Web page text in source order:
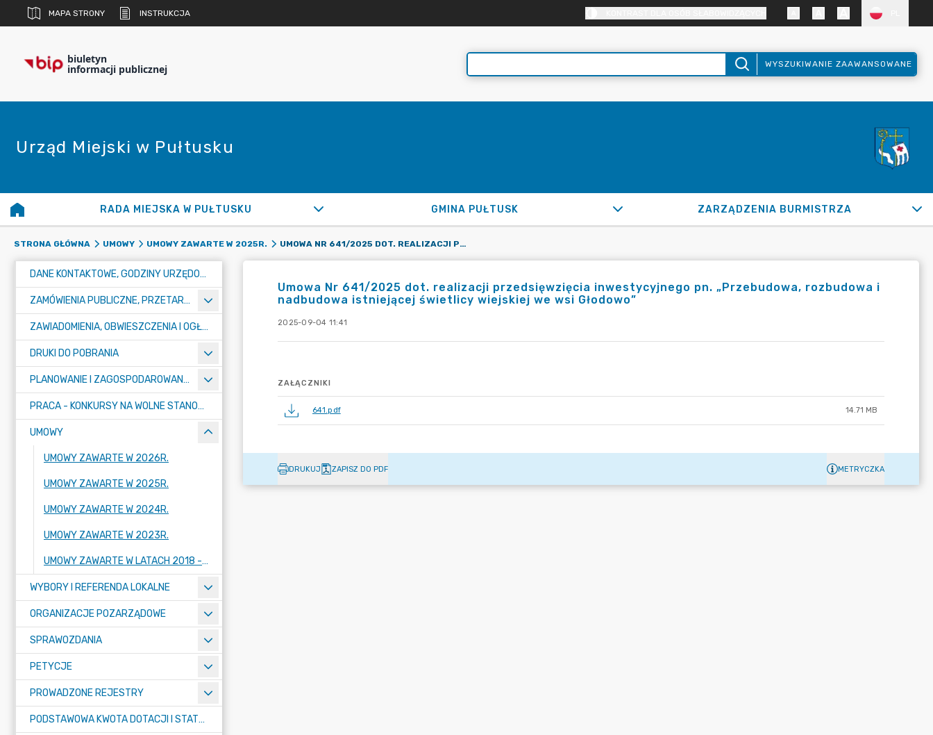
MAPA STRONY INSTRUKCJA
biuletyn
informacji publicznej WYSZUKIWANIE ZAAWANSOWANE
Urząd Miejski w Pułtusku
RADA MIEJSKA W PUŁTUSKU GMINA PUŁTUSK ZARZĄDZENIA BURMISTRZA
STRONA GŁÓWNA UMOWY UMOWY ZAWARTE W 2025R. UMOWA NR 641/2025 DOT. REALIZACJI PRZEDSIĘWZIĘCIA INWESTYCYJNEGO PN. „PRZEBUDOWA, ROZBUDOWA I NADBUDOWA ISTNIEJĄCEJ ŚWIETLICY WIEJSKIEJ WE WSI GŁODOWO”
DANE KONTAKTOWE, GODZINY URZĘDOWANIA I NUMER KONTA BANKOWEGO
ZAMÓWIENIA PUBLICZNE, PRZETARGI, KONKURSY
ZAWIADOMIENIA, OBWIESZCZENIA I OGŁOSZENIA
DRUKI DO POBRANIA
PLANOWANIE I ZAGOSPODAROWANIE PRZESTRZENNE
PRACA - KONKURSY NA WOLNE STANOWISKA
UMOWY
UMOWY ZAWARTE W 2026R.
UMOWY ZAWARTE W 2025R.
UMOWY ZAWARTE W 2024R.
UMOWY ZAWARTE W 2023R.
UMOWY ZAWARTE W LATACH 2018 - 2022
WYBORY I REFERENDA LOKALNE
ORGANIZACJE POZARZĄDOWE
SPRAWOZDANIA
PETYCJE
PROWADZONE REJESTRY
PODSTAWOWA KWOTA DOTACJI I STATYSTYCZNA LICZBA UCZNIÓW
Umowa Nr 641/2025 dot. realizacji przedsięwzięcia inwestycyjnego pn. „Przebudowa, rozbudowa i
nadbudowa istniejącej świetlicy wiejskiej we wsi Głodowo”
2025-09-04 11:41
ZAŁĄCZNIKI
641.pdf 14.71 MB
DRUKUJ ZAPISZ DO PDF METRYCZKA